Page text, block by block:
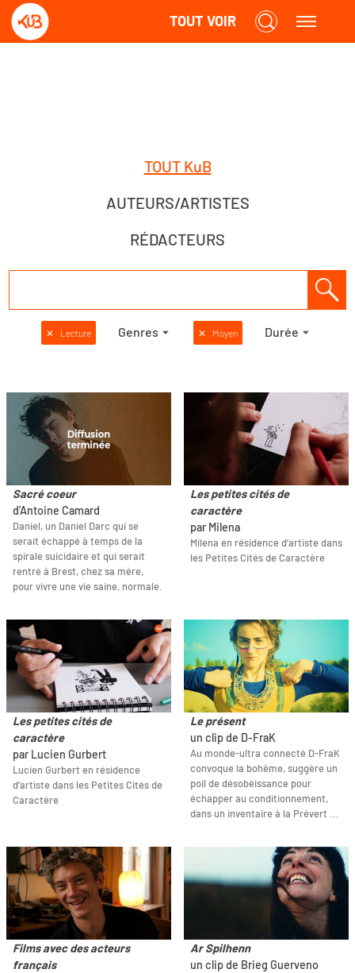
TOUT VOIR
TOUT KuB
AUTEURS/ARTISTES
RÉDACTEURS
✕ Lecture Genres ✕ Moyen Durée
Sacré coeur
d'Antoine Camard
Daniel, un Daniel Darc qui se
serait échappé à temps de la
spirale suicidaire et qui serait
rentré à Brest, chez sa mère,
pour vivre une vie saine, normale.
Les petites cités de
caractère
par Milena
Milena en résidence d’artiste dans
les Petites Cités de Caractère
Les petites cités de
caractère
par Lucien Gurbert
Lucien Gurbert en résidence
d’artiste dans les Petites Cités de
Caractère
Le présent
un clip de D-FraK
Au monde-ultra connecté D-FraK
convoque la bohème, suggère un
poil de désobéissance pour
échapper au conditionnement,
dans un inventaire à la Prévert ...
Films avec des acteurs
français
Ar Spilhenn
un clip de Brieg Guerveno